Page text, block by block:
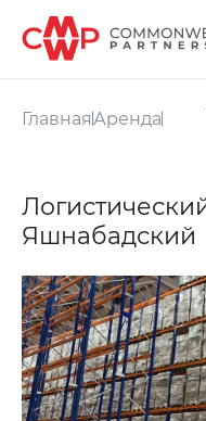
ГлавнаяАренда
Яшнабадский